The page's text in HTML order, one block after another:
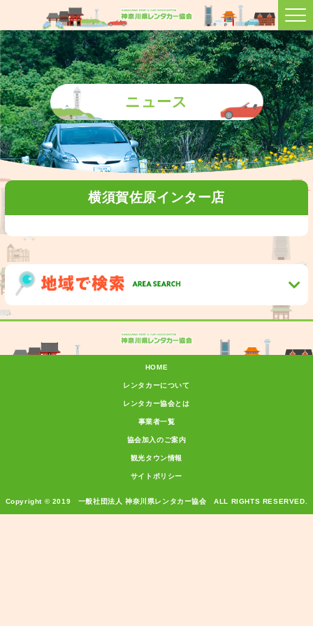
ニュース
横須賀佐原インター店
HOME
レンタカーについて
レンタカー協会とは
事業者一覧
協会加入のご案内
観光タウン情報
サイトポリシー
Copyright © 2019 一般社団法人 神奈川県レンタカー協会 ALL RIGHTS RESERVED.